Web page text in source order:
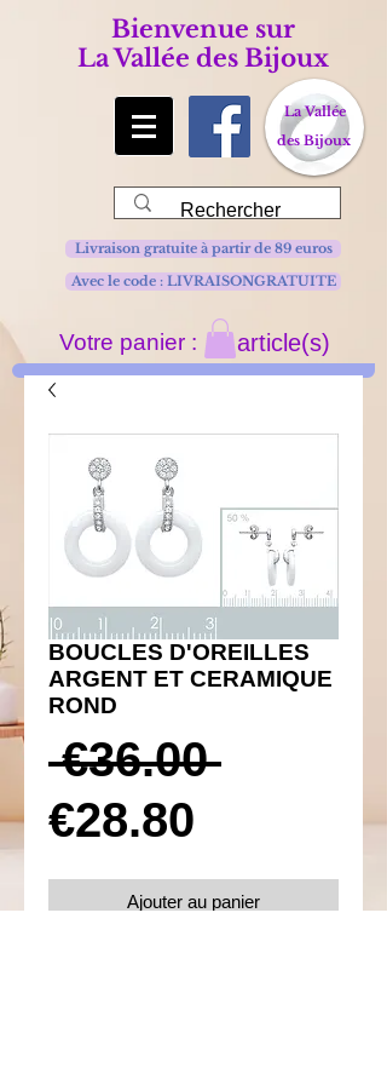
Bienvenue sur
La Vallée des Bijoux
La Vallée
des Bijoux
Avec le code : LIVRAISONGRATUITE
Livraison gratuite à partir de 89 euros
Votre panier : article(s)
BOUCLES D'OREILLES
ARGENT ET CERAMIQUE
ROND
€36.00 Prix
original
€28.80
Ajouter au panier